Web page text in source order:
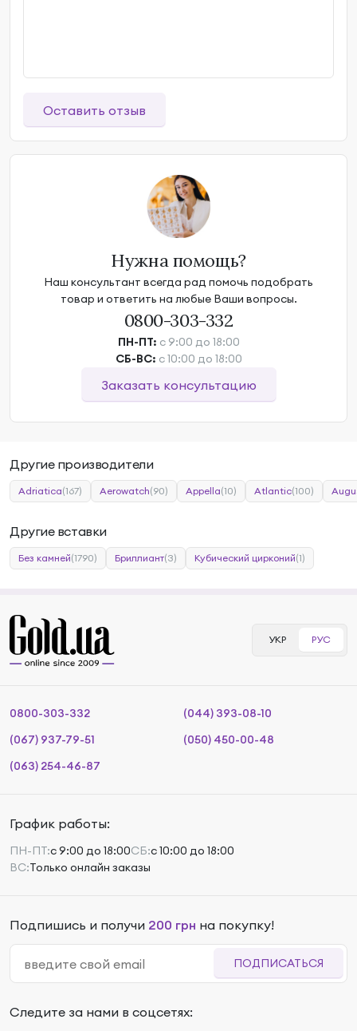
Оставить отзыв
Нужна помощь?
Наш консультант всегда рад помочь подобрать
товар и ответить на любые Ваши вопросы.
0800-303-332
ПН-ПТ: с 9:00 до 18:00
СБ-ВС: с 10:00 до 18:00
Заказать консультацию
Другие производители
Adriatica(167) Aerowatch(90) Appella(10) Atlantic(100)
Другие вставки
Без камней(1790) Бриллиант(3) Кубический цирконий(1)
УКР РУС
0800-303-332
(044) 393-08-10
(067) 937-79-51
(050) 450-00-48
(063) 254-46-87
График работы:
ПН-ПТ:с 9:00 до 18:00СБ:с 10:00 до 18:00
ВС:Только онлайн заказы
Подпишись и получи 200 грн на покупку!
ПОДПИСАТЬСЯ
Следите за нами в соцсетях: